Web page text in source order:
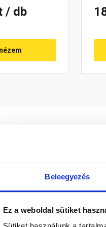
Beleegyezés
Ez a weboldal sütiket
/ db
a kör
felső részének